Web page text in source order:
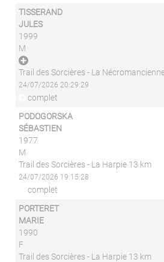
TISSERAND
JULES
1999
M
Trail des Sorcières - La
24/07/2026 20:29:29
complet
PODOGORSKA
SÉBASTIEN
1977
M
Trail des Sorcières - La Harpie 13 km
24/07/2026 19:15:28
complet
PORTERET
MARIE
1990
F
Trail des Sorcières - La Harpie 13 km